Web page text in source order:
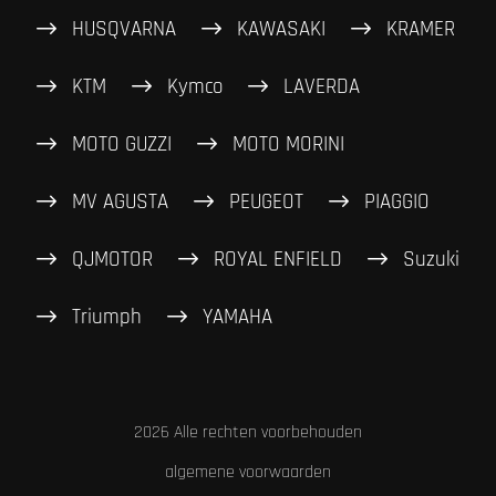
HUSQVARNA KAWASAKI KRAMER
KTM Kymco LAVERDA
MOTO GUZZI MOTO MORINI
MV AGUSTA PEUGEOT PIAGGIO
QJMOTOR ROYAL ENFIELD Suzuki
Triumph YAMAHA
2026 Alle rechten voorbehouden
algemene voorwaarden